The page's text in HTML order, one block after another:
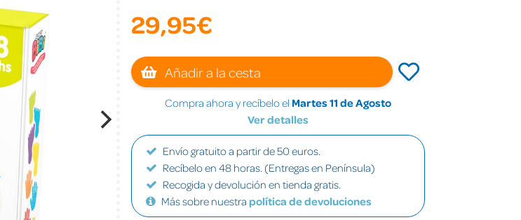
29,95€
Añadir a la cesta
Compra ahora y recíbelo el Martes 11 de Agosto
Ver detalles
Envío gratuito a partir de 50 euros.
Recíbelo en 48 horas. (Entregas en Península)
Recogida y devolución en tienda gratis.
Más sobre nuestra política de devoluciones